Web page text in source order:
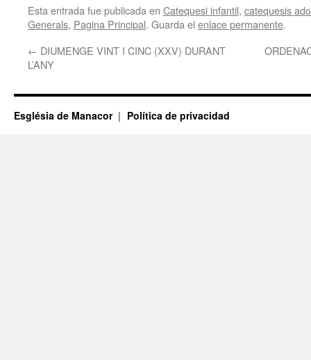
Esta entrada fue publicada en Catequesi infantil, catequesis
Generals, Pagina Principal. Guarda el enlace permanente.
← DIUMENGE VINT I CINC (XXV) DURANT
L’ANY
Església de Manacor Política de privacidad